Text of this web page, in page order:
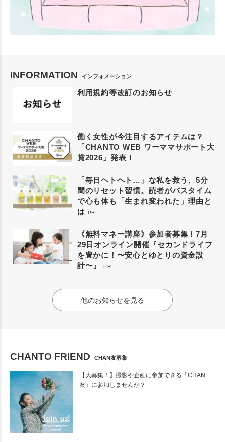
INFORMATION インフォメーション
利用規約等改訂のお知らせ
働く女性が今注目するアイテムは？
「CHANTO WEB ワーママサポート大
賞2026」発表！
「毎日ヘトヘト…」な私を救う、5分
間のリセット習慣。読者がバスタイム
で心も体も「生まれ変われた」理由と
は PR
《無料マネー講座》参加者募集！7月
29日オンライン開催『セカンドライフ
を豊かに！〜安心とゆとりの資金設
計〜』
PR
他のお知らせを見る
CHANTO FRIEND CHAN友募集
【大募集！】撮影や企画に参加できる「CHAN
友」に参加しませんか？